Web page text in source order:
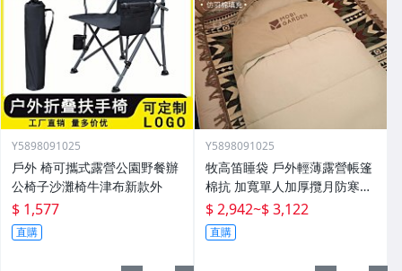
Y5898091025
戶外 椅可攜式露營公園野餐辦
公椅子沙灘椅牛津布新款外
$ 1,577
直購
Y5898091025
牧高笛睡袋 戶外輕薄露營帳篷
棉抗 加寬單人加厚攬月防寒被
子
$ 2,942~$ 3,122
直購